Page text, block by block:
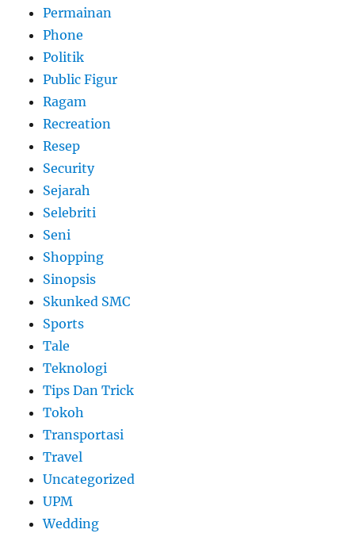
Permainan
Phone
Politik
Public Figur
Ragam
Recreation
Resep
Security
Sejarah
Selebriti
Seni
Shopping
Sinopsis
Skunked SMC
Sports
Tale
Teknologi
Tips Dan Trick
Tokoh
Transportasi
Travel
Uncategorized
UPM
Wedding